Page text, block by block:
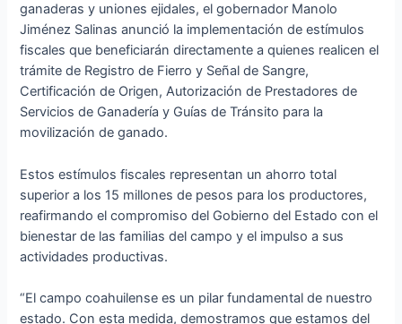
ganaderas y uniones ejidales, el gobernador Manolo
Jiménez Salinas anunció la implementación de estímulos
fiscales que beneficiarán directamente a quienes realicen el
trámite de Registro de Fierro y Señal de Sangre,
Certificación de Origen, Autorización de Prestadores de
Servicios de Ganadería y Guías de Tránsito para la
movilización de ganado.
Estos estímulos fiscales representan un ahorro total
superior a los 15 millones de pesos para los productores,
reafirmando el compromiso del Gobierno del Estado con el
bienestar de las familias del campo y el impulso a sus
actividades productivas.
“El campo coahuilense es un pilar fundamental de nuestro
estado. Con esta medida, demostramos que estamos del